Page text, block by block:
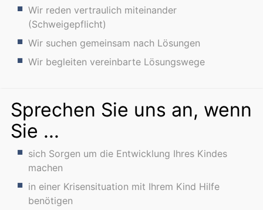
Wir reden vertraulich miteinander
(Schweigepflicht)
Wir suchen gemeinsam nach Lösungen
Wir begleiten vereinbarte Lösungswege
Sprechen Sie uns an, wenn
Sie ...
sich Sorgen um die Entwicklung Ihres Kindes
machen
in einer Krisensituation mit Ihrem Kind Hilfe
benötigen